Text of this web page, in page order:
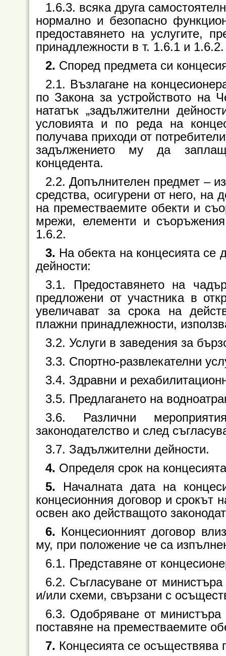
1.6.3. всяка друга
нормално и безопасно
предоставянето на услугите,
принадлежности в т. 1.6.1 и 1.6.2.
2. Според предмета си
2.1. Възлагане на
по Закона за устройството на
нататък „задължителни
условията и по реда на
получава приходи от
задължението му да
концедента.
2.2. Допълнителен предмет –
средства, осигурени от него, на
на преместваемите обекти и
мрежи, елементи и съоръжения
1.6.2.
3. На обекта на концесията се
дейности:
3.1. Предоставянето на
предложени от участника в
увеличават за срока на
плажни принадлежности,
3.2. Услуги в заведения за
3.3. Спортно-развлекателни
3.4. Здравни и
3.5. Предлагането на
3.6. Различни
законодателство и след
3.7. Задължителни дейности.
4. Определя срок на
5. Началната дата на
концесионния договор и срокът
освен ако действащото
6. Концесионният договор
му, при положение че са
6.1. Представяне от
6.2. Съгласуване от
и/или схеми, свързани с
6.3. Одобряване от
поставяне на преместваемите
7. Концесията се осъществява